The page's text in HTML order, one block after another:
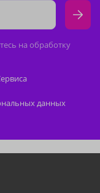
на обработку
данных